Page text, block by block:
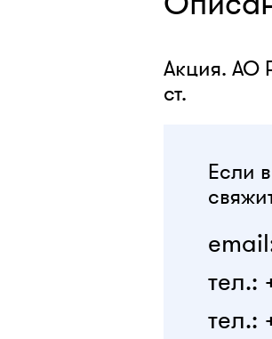
Акция. АО
ст.
Если
тел.:
тел.: